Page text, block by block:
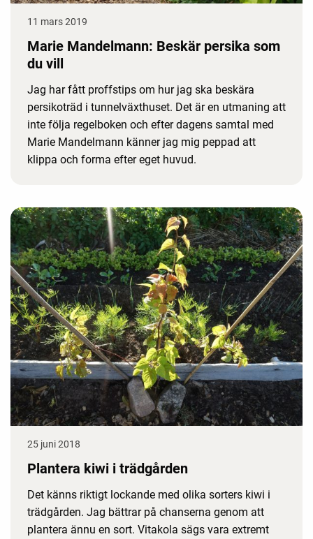
11 mars 2019
Marie Mandelmann: Beskär persika som
du vill
Jag har fått proffstips om hur jag ska beskära
persikoträd i tunnelväxthuset. Det är en utmaning att
inte följa regelboken och efter dagens samtal med
Marie Mandelmann känner jag mig peppad att
klippa och forma efter eget huvud.
25 juni 2018
Plantera kiwi i trädgården
Det känns riktigt lockande med olika sorters kiwi i
trädgården. Jag bättrar på chanserna genom att
plantera ännu en sort. Vitakola sägs vara extremt